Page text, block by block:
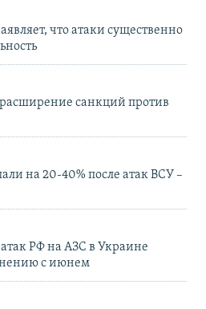
что атаки существенно
санкций против
на 20-40% после атак ВСУ –
РФ на АЗС в Украине
с июнем